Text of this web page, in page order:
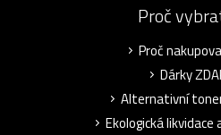
Proč
Proč
Dárky
Alternativní
Ekologická